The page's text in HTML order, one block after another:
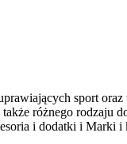
sport
różnego
i dodatki i